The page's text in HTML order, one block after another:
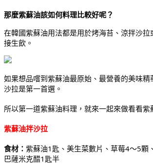
那麼紫蘇油該如何料理比較好呢？
在韓國紫蘇油用法都是用於烤海苔、涼拌沙拉
接生飲。
如果想品嚐到紫蘇油最原始、最營養的美味精
沙拉是第一首選。
所以第一道紫蘇油料理，就來一起來做看看紫
紫蘇油拌沙拉
食材： 紫蘇油1匙、美生菜數片、草莓4～5顆
巴薩米克醋1匙半